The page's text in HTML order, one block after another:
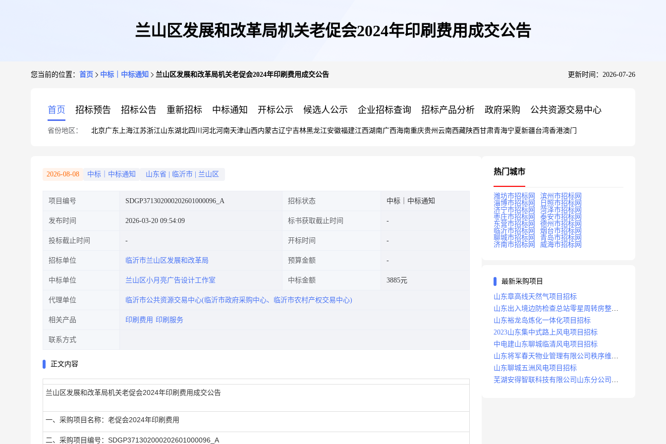
兰山区发展和改革局机关老促会2024年印刷费用成交公告
您当前的位置： 首页 中标｜中标通知 兰山区发展和改革局机关老促会2024年印刷费用成交公告 更新时间：2026-07-26
首页 招标预告 招标公告 重新招标 中标通知 开标公示 候选人公示 企业招标查询 招标产品分析 政府采购 公共资源交易中心
省份地区： 北京广东 上海江苏浙江山东湖北四川 河北河南天津山西内蒙古辽宁吉林黑龙江安徽福建江西湖南广西海南重庆贵州 云南西藏陕西甘肃青海宁夏新疆台湾香港澳门
2026-08-08 中标｜中标通知 山东省 临沂市 兰山区
项目编号 SDGP371302000202601000096_A 招标状态 中标｜中标通知
发布时间 2026-03-20 09:54:09 标书获取截止时间
投标截止时间 开标时间
招标单位 临沂市兰山区发展和改革局 预算金额
中标单位 兰山区小月亮广告设计工作室 中标金额 3885元
代理单位 临沂市公共资源交易中心(临沂市政府采购中心、临沂市农村产权交易中心)
相关产品 印刷费用 印刷服务
联系方式
正文内容
兰山区发展和改革局机关老促会2024年印刷费用成交公告
一、采购项目名称：老促会2024年印刷费用
二、采购项目编号：SDGP371302000202601000096_A
热门城市
潍坊市招标网
滨州市招标网
淄博市招标网
日照市招标网
济宁市招标网
菏泽市招标网
枣庄市招标网
泰安市招标网
东营市招标网
德州市招标网
临沂市招标网
烟台市招标网
聊城市招标网
青岛市招标网
济南市招标网
威海市招标网
最新采购项目
山东章高线天然气项目招标
山东出入境边防检查总站零星周转房整修
项目招标中标
山东裕龙岛炼化一体化项目招标
2023山东集中式路上风电项目招标
中电建山东聊城临清风电项目招标
山东将军春天物业管理有限公司秩序维护
服务项目招标公告
山东聊城五洲风电项目招标
芜湖安得智联科技有限公司山东分公司济